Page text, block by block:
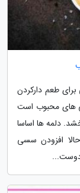
طعم دارکردن
های محبوب است
دلمه ها اساسا
افزودن سسی